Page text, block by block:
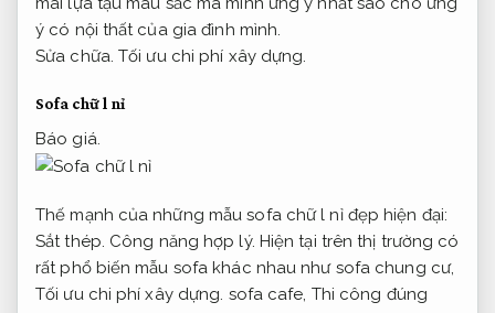
ý có nội thất của gia đình mình.
Sửa chữa. Tối ưu chi phí xây dựng.
Sofa chữ l nỉ
Báo giá.
Thế mạnh của những mẫu sofa chữ l nỉ đẹp hiện đại:
Sắt thép. Công năng hợp lý. Hiện tại trên thị trường có
rất phổ biến mẫu sofa khác nhau như sofa chung cư,
Tối ưu chi phí xây dựng. sofa cafe, Thi công đúng